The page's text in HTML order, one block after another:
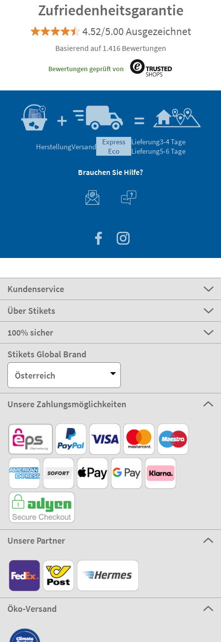
Zufriedenheitsgarantie
4.52/5.00 Ausgezeichnet
Basierend auf 1.416 Bewertungen
Bewertungen geprüft von
HerstellungVersand
express
eco
Lieferung3-4 Tage
Lieferung5-6 Tage
Brauchen Sie Hilfe?
Kundenservice
Über Stikets
100% sicher
Stikets Global Brand
Österreich
Unsere Zahlungsmöglichkeiten
Unsere Partner
Öko-Versand